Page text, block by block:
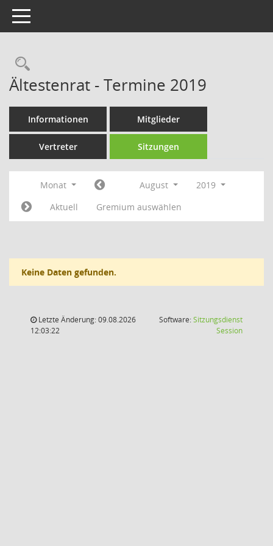
Toggle navigation
Rechercheauswahl
Ältestenrat - Termine 2019
Informationen Mitglieder
Vertreter Sitzungen
Monat August
2019
Aktuell
Gremium auswählen
Keine Daten gefunden.
Letzte Änderung: 09.08.2026
12:03:22
Software:Sitzungsdienst
Session(Wird in